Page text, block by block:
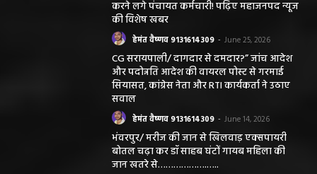
करने लगे पंचायत कर्मचारी! पढ़िए महाजनपद न्यूज
की विशेष खबर
हेमंत वैष्णव 9131614309 - June 25, 2026
CG सरायपाली/ दागदार से दमदार?” जांच आदेश
और पदोन्नति आदेश की वायरल पोस्ट से गरमाई
सियासत, कांग्रेस नेता और RTI कार्यकर्ता ने उठाए
सवाल
हेमंत वैष्णव 9131614309 - June 14, 2026
भंवरपुर/ मरीज की जान से खिलवाड़ एक्सपायरी
बोतल चढ़ा कर डॉ साहब घंटों गायब महिला की
जान खतरे से……………….…..